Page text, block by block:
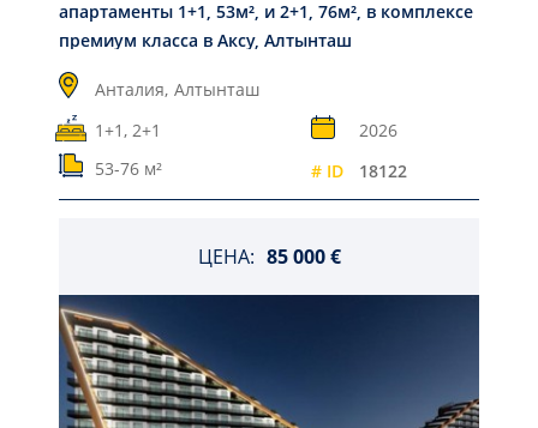
апартаменты 1+1, 53м², и 2+1, 76м², в комплексе
премиум класса в Аксу, Алтынташ
Анталия, Алтынташ
1+1, 2+1
2026
53-76 м²
# ID 18122
ЦЕНА: 85 000 €